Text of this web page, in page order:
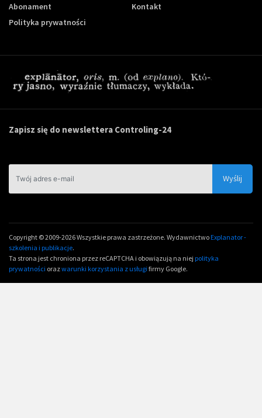
Abonament
Kontakt
Polityka prywatności
Zapisz się do newslettera Controling-24
Copyright © 2009-2026 Wszystkie prawa zastrzeżone. Wydawnictwo Explanator -
szkolenia i publikacje.
Ta strona jest chroniona przez reCAPTCHA i obowiązują na niej polityka
prywatności orazwarunki korzystania z usługi firmy Google.